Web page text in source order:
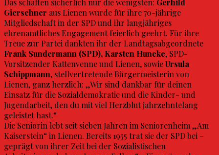
Das schaffen sicherlich nur die wenigsten: Gerhild
Gierschner aus Lienen wurde für ihre 70-jährige
Mitgliedschaft in der SPD und ihr langjähriges
ehrenamtliches Engagement feierlich geehrt. Für ihre
Treue zur Partei dankten ihr der Landtagsabgeordnete
Frank Sundermann (SPD), Karsten Huneke, SPD-
Vorsitzender Kattenvenne und Lienen, sowieUrsula
Schippmann, stellvertretende Bürgermeisterin von
Lienen, ganz herzlich: „Wir sind dankbar für deinen
Einsatz für die Sozialdemokratie und die Kinder- und
Jugendarbeit, den du mit viel Herzblut jahrzehntelang
geleistet hast.“
Die Seniorin lebt seit sieben Jahren im Seniorenheim „Am
Kaiserstein“ in Lienen. Bereits 1955 trat sie der SPD bei –
geprägt von ihrer Zeit bei der Sozialistischen